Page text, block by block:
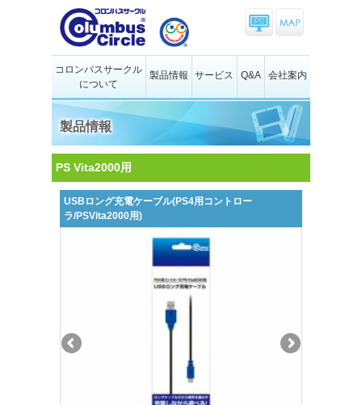
コロンバスサークル
について
製品情報 サービス Q&A 会社案内
製品情報
PS Vita2000用
USBロング充電ケーブル(PS4用コントロー
ラ/PSVita2000用)